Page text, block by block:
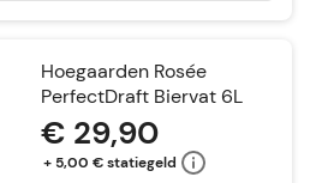
Hoegaarden Rosée
PerfectDraft Biervat 6L
€ 29,90
+ 5,00 € statiegeld